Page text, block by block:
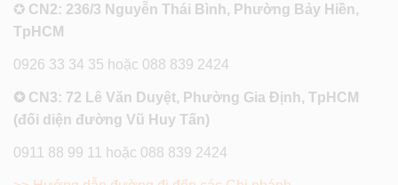
✪ CN2: 236/3 Nguyễn Thái Bình, Phường Bảy Hiền,
TpHCM
0926 33 34 35 hoặc 088 839 2424
✪ CN3: 72 Lê Văn Duyệt, Phường Gia Định, TpHCM
(đối diện đường Vũ Huy Tấn)
0911 88 99 11 hoặc 088 839 2424